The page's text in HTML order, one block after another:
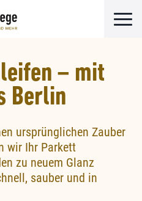
– mit
Berlin
ursprünglichen Zauber
wir Ihr Parkett
zu neuem Glanz
sauber und in